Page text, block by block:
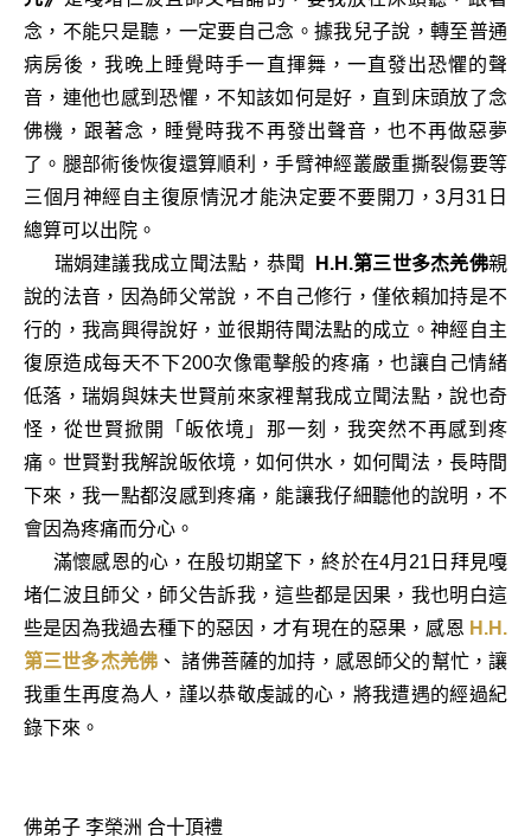
念，不能只是聽，一定要自己念。據我兒子說，轉至普通
病房後，我晚上睡覺時手一直揮舞，一直發出恐懼的聲
音，連他也感到恐懼，不知該如何是好，直到床頭放了念
佛機，跟著念，睡覺時我不再發出聲音，也不再做惡夢
了。腿部術後恢復還算順利，手臂神經叢嚴重撕裂傷要等
三個月神經自主復原情況才能決定要不要開刀，3月31日
總算可以出院。
瑞娟建議我成立聞法點，恭聞
H.H.第三世多杰羌佛親
說的法音，因為師父常說，不自己修行，僅依賴加持是不
行的，我高興得說好，並很期待聞法點的成立。神經自主
復原造成每天不下200次像電擊般的疼痛，也讓自己情緒
低落，瑞娟與妹夫世賢前來家裡幫我成立聞法點，說也奇
怪，從世賢掀開「皈依境」那一刻，我突然不再感到疼
痛。世賢對我解說皈依境，如何供水，如何聞法，長時間
下來，我一點都沒感到疼痛，能讓我仔細聽他的說明，不
會因為疼痛而分心。
滿懷感恩的心，在殷切期望下，終於在4月21日拜見嘎
堵仁波且師父，師父告訴我，這些都是因果，我也明白這
些是因為我過去種下的惡因，才有現在的惡果，感恩 H.H.
第三世多杰羌佛 、 諸佛菩薩的加持，感恩師父的幫忙，讓
我重生再度為人，謹以恭敬虔誠的心，將我遭遇的經過紀
錄下來。
佛弟子 李榮洲 合十頂禮